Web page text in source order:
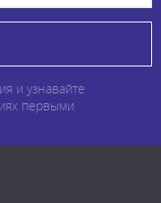
и узнавайте
первыми